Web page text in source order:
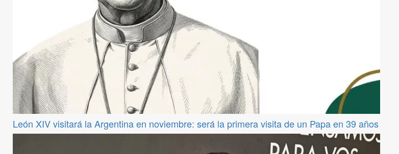
León XIV visitará la Argentina en noviembre: será la primera visita de un Papa en 39 años